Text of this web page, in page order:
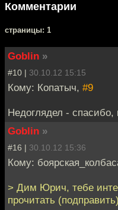
Комментарии
cтраницы: 1
Goblin »
#10 | 30.10.12 15:15
Кому: Копатыч, #9
Недоглядел - спасибо,
Goblin »
#16 | 30.10.12 15:36
Кому:
> Дим Юрич, тебе
прочитать